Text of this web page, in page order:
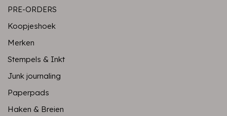
PRE-ORDERS
Koopjeshoek
Merken
Stempels & Inkt
Junk journaling
Paperpads
Haken & Breien